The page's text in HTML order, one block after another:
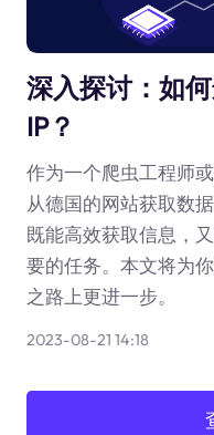
深入探讨：如
IP？
作为一个爬虫工程师
从德国的网站获取数
既能高效获取信息，
要的任务。本文将为
之路上更进一步。
2023-08-21 14:18